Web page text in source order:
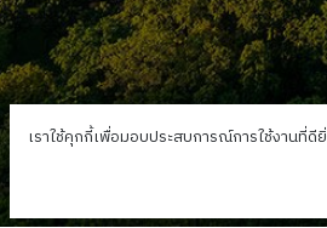
เราใช้คุกกี้เพื่อมอบประสบการณ์การใช้งานที่